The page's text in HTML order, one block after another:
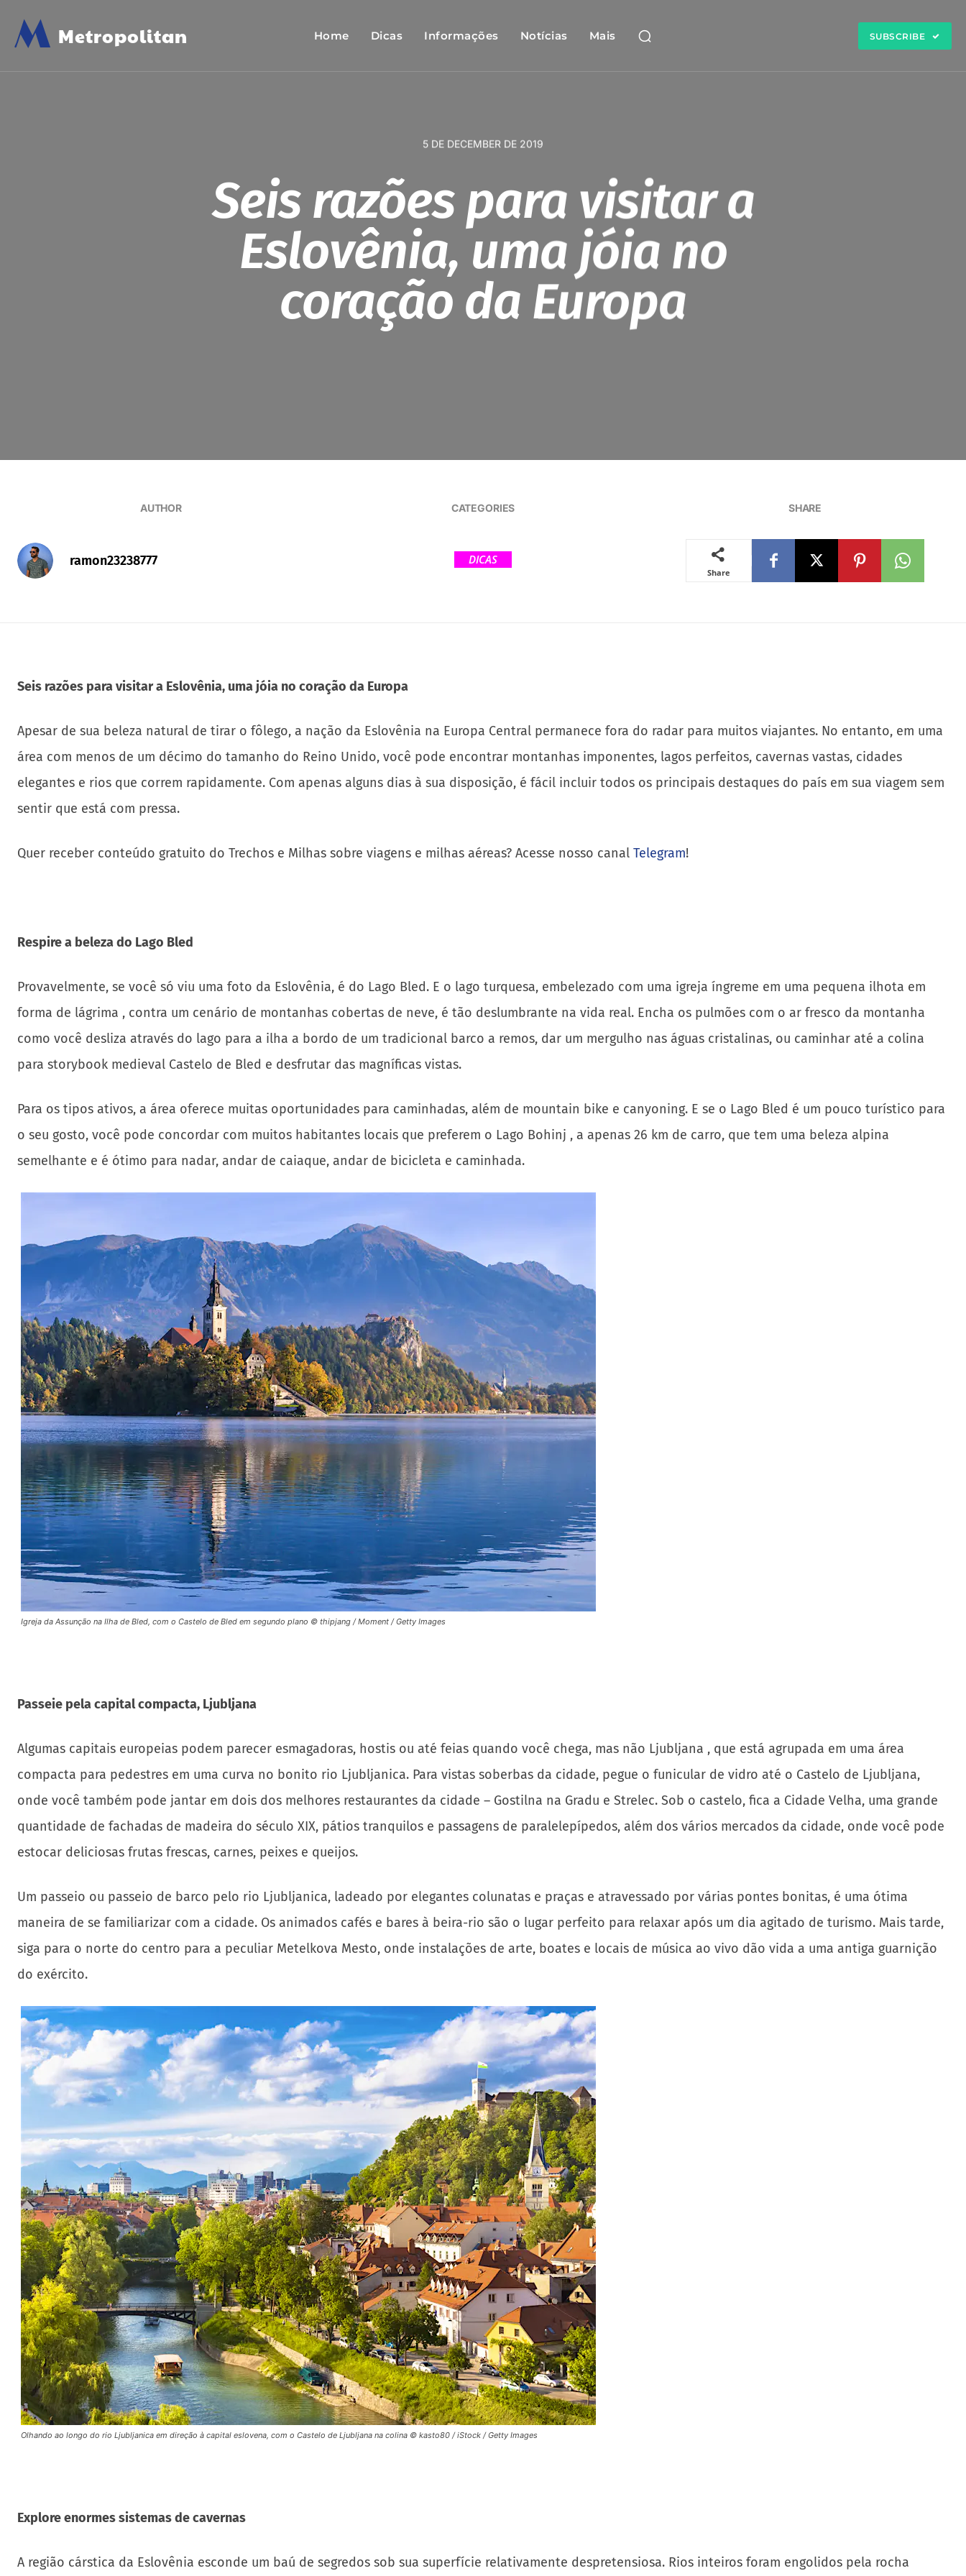
M Metropolitan Home Dicas Informações Notícias Mais SUBSCRIBE
5 DE DECEMBER DE 2019
Seis razões para visitar a
Eslovênia, uma jóia no
coração da Europa
AUTHOR
ramon23238777
CATEGORIES
DICAS
SHARE
Share
Seis razões para visitar a Eslovênia, uma jóia no coração da Europa
Apesar de sua beleza natural de tirar o fôlego, a nação da Eslovênia na Europa Central permanece fora do radar para muitos viajantes. No entanto, em uma
área com menos de um décimo do tamanho do Reino Unido, você pode encontrar montanhas imponentes, lagos perfeitos, cavernas vastas, cidades
elegantes e rios que correm rapidamente. Com apenas alguns dias à sua disposição, é fácil incluir todos os principais destaques do país em sua viagem sem
sentir que está com pressa.
Quer receber conteúdo gratuito do Trechos e Milhas sobre viagens e milhas aéreas? Acesse nosso canal Telegram!
Respire a beleza do Lago Bled
Provavelmente, se você só viu uma foto da Eslovênia, é do Lago Bled. E o lago turquesa, embelezado com uma igreja íngreme em uma pequena ilhota em
forma de lágrima , contra um cenário de montanhas cobertas de neve, é tão deslumbrante na vida real. Encha os pulmões com o ar fresco da montanha
como você desliza através do lago para a ilha a bordo de um tradicional barco a remos, dar um mergulho nas águas cristalinas, ou caminhar até a colina
para storybook medieval Castelo de Bled e desfrutar das magníficas vistas.
Para os tipos ativos, a área oferece muitas oportunidades para caminhadas, além de mountain bike e canyoning. E se o Lago Bled é um pouco turístico para
o seu gosto, você pode concordar com muitos habitantes locais que preferem o Lago Bohinj , a apenas 26 km de carro, que tem uma beleza alpina
semelhante e é ótimo para nadar, andar de caiaque, andar de bicicleta e caminhada.
Igreja da Assunção na Ilha de Bled, com o Castelo de Bled em segundo plano © thipjang / Moment / Getty Images
Passeie pela capital compacta, Ljubljana
Algumas capitais europeias podem parecer esmagadoras, hostis ou até feias quando você chega, mas não Ljubljana , que está agrupada em uma área
compacta para pedestres em uma curva no bonito rio Ljubljanica. Para vistas soberbas da cidade, pegue o funicular de vidro até o Castelo de Ljubljana,
onde você também pode jantar em dois dos melhores restaurantes da cidade – Gostilna na Gradu e Strelec. Sob o castelo, fica a Cidade Velha, uma grande
quantidade de fachadas de madeira do século XIX, pátios tranquilos e passagens de paralelepípedos, além dos vários mercados da cidade, onde você pode
estocar deliciosas frutas frescas, carnes, peixes e queijos.
Um passeio ou passeio de barco pelo rio Ljubljanica, ladeado por elegantes colunatas e praças e atravessado por várias pontes bonitas, é uma ótima
maneira de se familiarizar com a cidade. Os animados cafés e bares à beira-rio são o lugar perfeito para relaxar após um dia agitado de turismo. Mais tarde,
siga para o norte do centro para a peculiar Metelkova Mesto, onde instalações de arte, boates e locais de música ao vivo dão vida a uma antiga guarnição
do exército.
Olhando ao longo do rio Ljubljanica em direção à capital eslovena, com o Castelo de Ljubljana na colina © kasto80 / iStock / Getty Images
Explore enormes sistemas de cavernas
A região cárstica da Eslovênia esconde um baú de segredos sob sua superfície relativamente despretensiosa. Rios inteiros foram engolidos pela rocha